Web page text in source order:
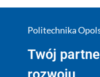
Politechnika
Twój